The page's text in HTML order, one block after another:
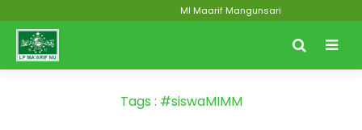
MI Maarif Mangunsari
Tags : #siswaMIMM